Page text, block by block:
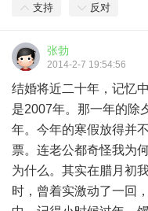
支持 反对
张勃
2014-2-7 19:54:56
结婚将近二十年，记忆
是2007年。那一年的除
年。今年的寒假放得并
票。连老公都奇怪我为
为什么。其实在腊月初
时，曾着实激动了一回